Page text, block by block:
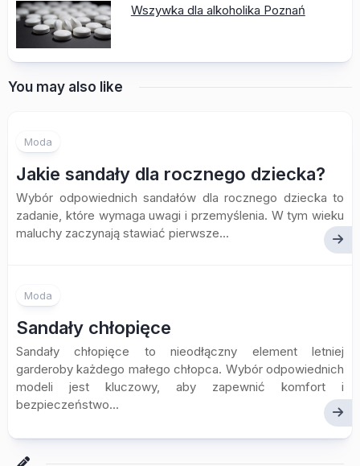
Wszywka dla alkoholika Poznań
You may also like
Moda
Jakie sandały dla rocznego dziecka?
Wybór odpowiednich sandałów dla rocznego dziecka to
zadanie, które wymaga uwagi i przemyślenia. W tym wieku
maluchy zaczynają stawiać pierwsze...
Moda
Sandały chłopięce
Sandały chłopięce to nieodłączny element letniej
garderoby każdego małego chłopca. Wybór odpowiednich
modeli jest kluczowy, aby zapewnić komfort i
bezpieczeństwo...